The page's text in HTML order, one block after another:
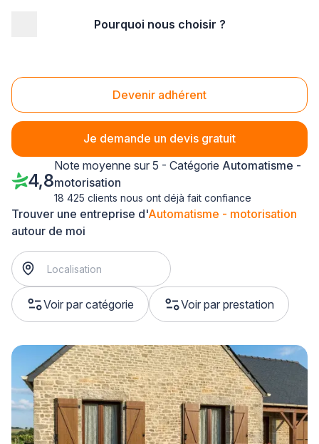
Pourquoi nous choisir ?
Devenir adhérent
Je demande un devis gratuit
Automatisme - motorisation Ennery (57365)
Trouver une entreprise d'Automatisme - motorisation
autour de moi
Voir par catégorie Voir par prestation
4,8
Note moyenne sur 5 - Catégorie Automatisme -
motorisation
18 425 clients nous ont déjà fait confiance